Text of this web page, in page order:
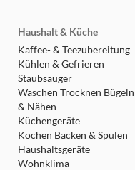
Haushalt & Küche
Kaffee- & Teezubereitung
Kühlen & Gefrieren
Staubsauger
Waschen Trocknen Bügeln
& Nähen
Küchengeräte
Kochen Backen & Spülen
Haushaltsgeräte
Wohnklima